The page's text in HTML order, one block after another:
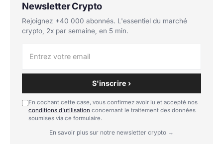
Newsletter Crypto
Rejoignez +40 000 abonnés. L'essentiel du marché
crypto, 2x par semaine, en 5 min.
S'inscrire ›
En cochant cette case, vous confirmez avoir lu et accepté nos
conditions d'utilisation concernant le traitement des données
soumises via ce formulaire.
En savoir plus sur notre newsletter crypto →